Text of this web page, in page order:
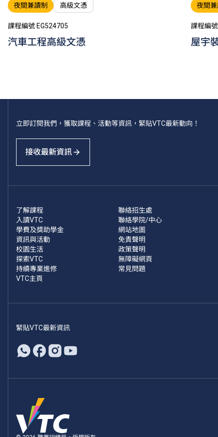
夜間兼讀制 高級文憑
課程編號 EG524705
汽車工程高級文憑
夜間
課程編
屋宇
立即訂閱我們，獲取課程、活動等資訊，緊貼VTC最新動向！
接收最新資訊
了解課程
入讀VTC
學費及獎助學金
資訊與活動
校園生活
探索VTC
持續專業進修
VTC主頁
聯絡招生處
聯絡學院/中心
網站地圖
免責聲明
政策聲明
無障礙網頁
常見問題
緊貼VTC最新資訊